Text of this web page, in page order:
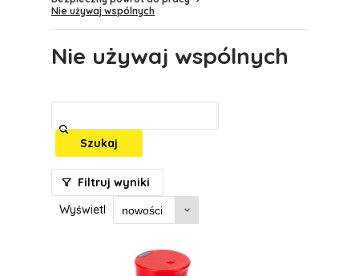
Nie używaj wspólnych
Nie używaj wspólnych
Szukaj
Filtruj wyniki
Wyświetl